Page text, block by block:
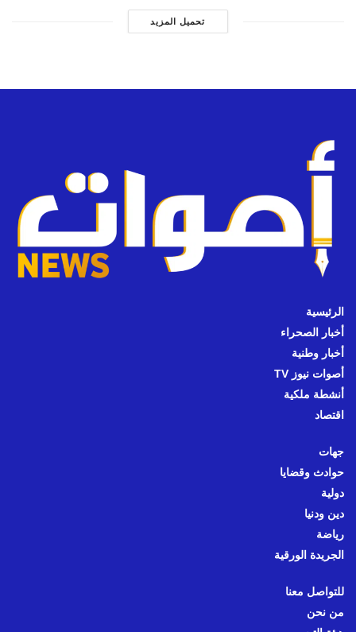
تحميل المزيد
الرئيسية
أخبار الصحراء
أخبار وطنية
أصوات نيوز TV
أنشطة ملكية
اقتصاد
جهات
حوادث وقضايا
دولية
دين ودنيا
رياضة
الجريدة الورقية
للتواصل معنا
من نحن